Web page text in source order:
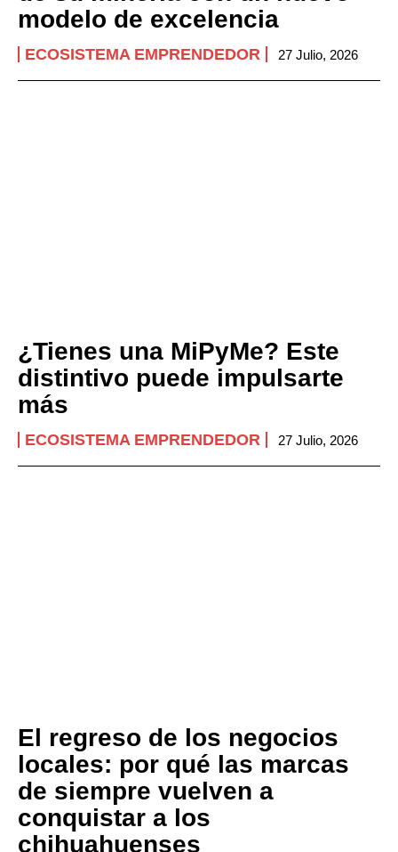
modelo de excelencia
ECOSISTEMA EMPRENDEDOR 27 Julio, 2026
¿Tienes una MiPyMe? Este
distintivo puede impulsarte
más
ECOSISTEMA EMPRENDEDOR 27 Julio, 2026
El regreso de los negocios
locales: por qué las marcas
de siempre vuelven a
conquistar a los
chihuahuenses